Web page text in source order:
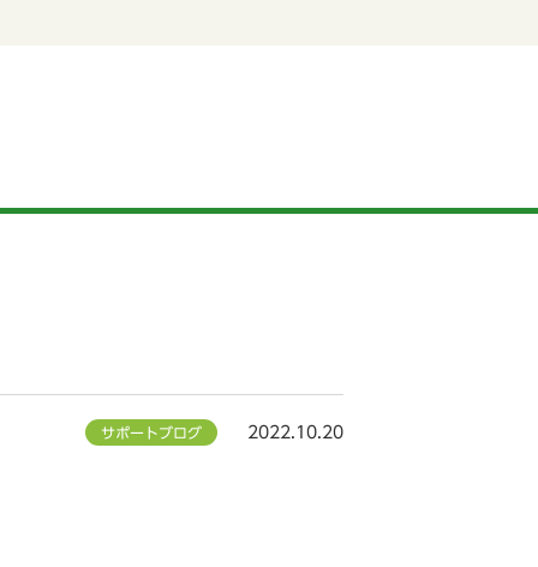
サポートブログ 2022.10.20